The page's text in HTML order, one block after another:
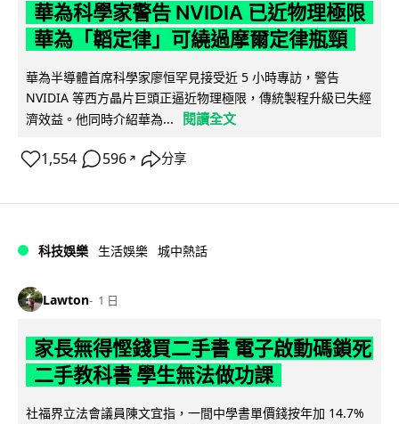
華為科學家警告 NVIDIA 已近物理極限
華為「韜定律」可繞過摩爾定律瓶頸
華為半導體首席科學家廖恒罕見接受近 5 小時專訪，警告
NVIDIA 等西方晶片巨頭正逼近物理極限，傳統製程升級已失經
濟效益。他同時介紹華為...
閱讀全文
1,554 596 ↗ 分享
科技娛樂 生活娛樂 城中熱話
Lawton 1 日
家長無得慳錢買二手書 電子啟動碼鎖死
二手教科書 學生無法做功課
社福界立法會議員陳文宜指，一間中學書單價錢按年加 14.7%